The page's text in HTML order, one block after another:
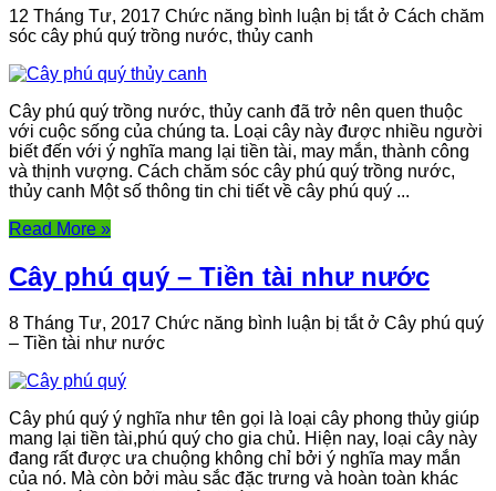
12 Tháng Tư, 2017 Chức năng bình luận bị tắtở Cách chăm
sóc cây phú quý trồng nước, thủy canh
Cây phú quý trồng nước, thủy canh đã trở nên quen thuộc
với cuộc sống của chúng ta. Loại cây này được nhiều người
biết đến với ý nghĩa mang lại tiền tài, may mắn, thành công
và thịnh vượng. Cách chăm sóc cây phú quý trồng nước,
thủy canh Một số thông tin chi tiết về cây phú quý ...
Read More »
Cây phú quý – Tiền tài như nước
8 Tháng Tư, 2017 Chức năng bình luận bị tắtở Cây phú quý
– Tiền tài như nước
Cây phú quý ý nghĩa như tên gọi là loại cây phong thủy giúp
mang lại tiền tài,phú quý cho gia chủ. Hiện nay, loại cây này
đang rất được ưa chuộng không chỉ bởi ý nghĩa may mắn
của nó. Mà còn bởi màu sắc đặc trưng và hoàn toàn khác